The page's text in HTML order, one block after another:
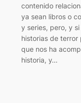
contenido
ya sean libros o
y series, pero, y
historias de terror
que nos ha
historia, y…